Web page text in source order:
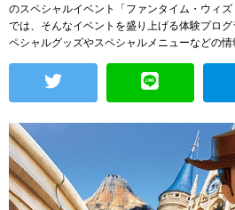
のスペシャルイベント「ファンタイム・ウィ
では、そんなイベントを盛り上げる体験プロ
ペシャルグッズやスペシャルメニューなどの情